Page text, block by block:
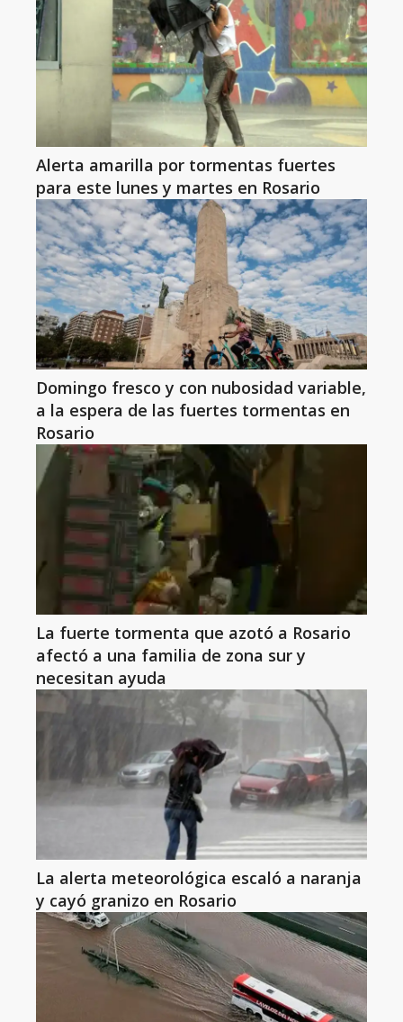
Alerta amarilla por tormentas fuertes
para este lunes y martes en Rosario
Domingo fresco y con nubosidad variable,
a la espera de las fuertes tormentas en
Rosario
La fuerte tormenta que azotó a Rosario
afectó a una familia de zona sur y
necesitan ayuda
La alerta meteorológica escaló a naranja
y cayó granizo en Rosario